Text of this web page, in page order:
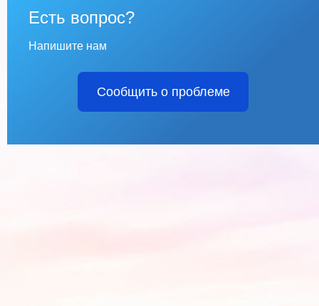
Есть вопрос?
Напишите нам
Сообщить о проблеме